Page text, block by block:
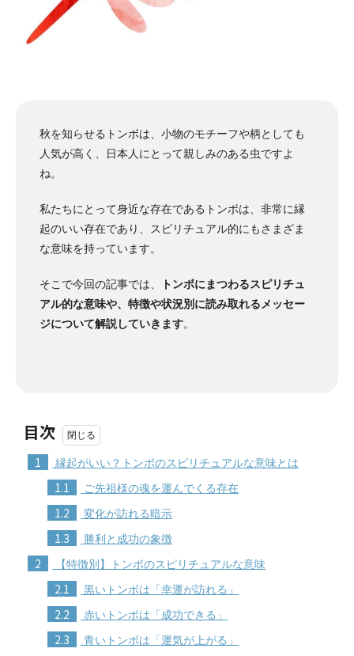
秋を知らせるトンボは、小物のモチーフや柄としても
人気が高く、日本人にとって親しみのある虫ですよ
ね。
私たちにとって身近な存在であるトンボは、非常に縁
起のいい存在であり、スピリチュアル的にもさまざま
な意味を持っています。
そこで今回の記事では、
トンボにまつわるスピリチュ
アル的な意味や、特徴や状況別に読み取れるメッセー
ジについて解説していきます。
目次
1 縁起がいい？トンボのスピリチュアルな意味とは
1.1 ご先祖様の魂を運んでくる存在
1.2 変化が訪れる暗示
1.3 勝利と成功の象徴
2 【特徴別】トンボのスピリチュアルな意味
2.1 黒いトンボは「幸運が訪れる」
2.2 赤いトンボは「成功できる」
2.3 青いトンボは「運気が上がる」